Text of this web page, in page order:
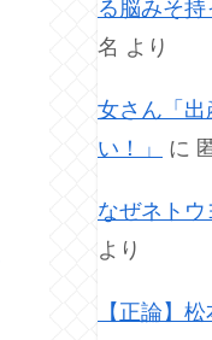
る脳みそ
名 より
女さん「出
い！」
に
なぜネト
より
【正論】